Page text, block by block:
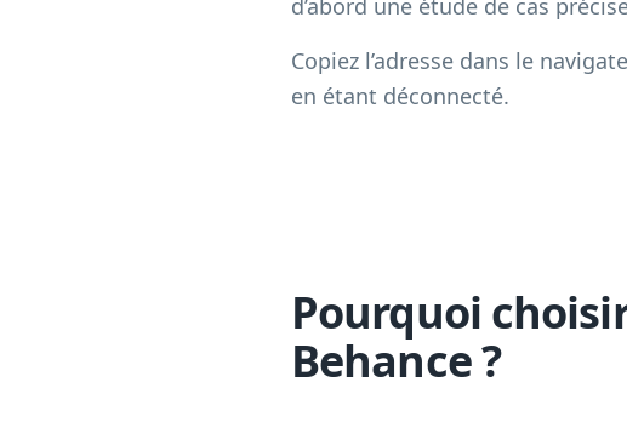
d’abord une étude de cas
Copiez l’adresse dans le
en étant déconnecté.
Pourquoi
Behance ?